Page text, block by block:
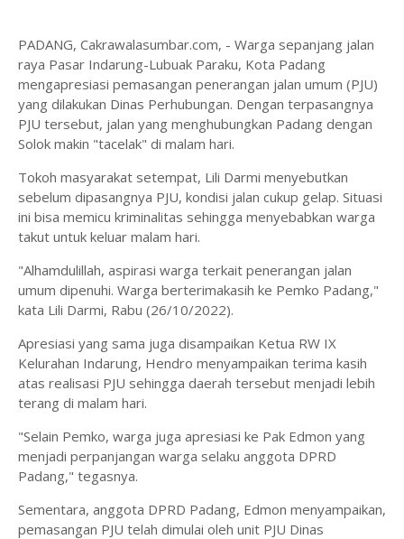
PADANG, Cakrawalasumbar.com, - Warga sepanjang jalan
raya Pasar Indarung-Lubuak Paraku, Kota Padang
mengapresiasi pemasangan penerangan jalan umum (PJU)
yang dilakukan Dinas Perhubungan. Dengan terpasangnya
PJU tersebut, jalan yang menghubungkan Padang dengan
Solok makin "tacelak" di malam hari.
Tokoh masyarakat setempat, Lili Darmi menyebutkan
sebelum dipasangnya PJU, kondisi jalan cukup gelap. Situasi
ini bisa memicu kriminalitas sehingga menyebabkan warga
takut untuk keluar malam hari.
"Alhamdulillah, aspirasi warga terkait penerangan jalan
umum dipenuhi. Warga berterimakasih ke Pemko Padang,"
kata Lili Darmi, Rabu (26/10/2022).
Apresiasi yang sama juga disampaikan Ketua RW IX
Kelurahan Indarung, Hendro menyampaikan terima kasih
atas realisasi PJU sehingga daerah tersebut menjadi lebih
terang di malam hari.
"Selain Pemko, warga juga apresiasi ke Pak Edmon yang
menjadi perpanjangan warga selaku anggota DPRD
Padang," tegasnya.
Sementara, anggota DPRD Padang, Edmon menyampaikan,
pemasangan PJU telah dimulai oleh unit PJU Dinas